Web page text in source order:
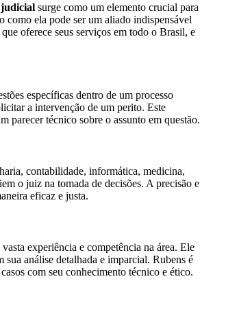
surge como um elemento crucial para
como ela pode ser um aliado indispensável
oferece seus serviços em todo o Brasil, e
específicas dentro de um processo
a intervenção de um perito. Este
parecer técnico sobre o assunto em questão.
contabilidade, informática, medicina,
o juiz na tomada de decisões. A precisão e
eficaz e justa.
experiência e competência na área. Ele
análise detalhada e imparcial. Rubens é
com seu conhecimento técnico e ético.